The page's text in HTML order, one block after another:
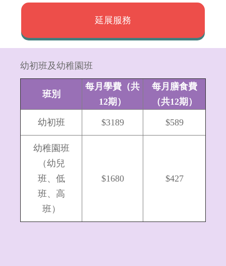
延展服務
幼初班及幼稚園班
班別
每月學費（共
12期）
每月膳食費
（共12期）
幼初班 $3189 $589
幼稚園班
（幼兒
班、低
班、高
班）
$1680 $427